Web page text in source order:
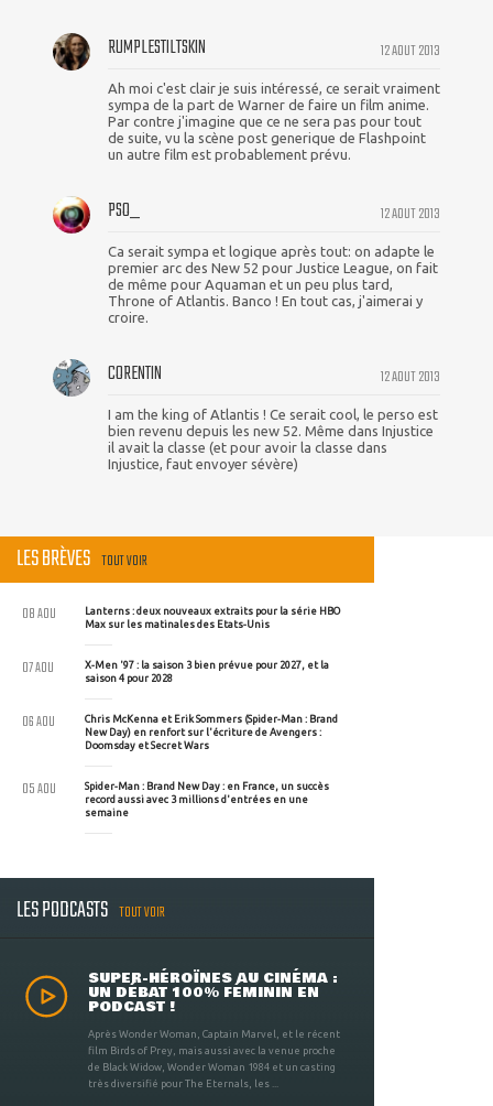
12 AOUT 2013
RUMPLESTILTSKIN
Ah moi c'est clair je suis intéressé, ce serait vraiment
sympa de la part de Warner de faire un film anime.
Par contre j'imagine que ce ne sera pas pour tout
de suite, vu la scène post generique de Flashpoint
un autre film est probablement prévu.
12 AOUT 2013
PSO_
Ca serait sympa et logique après tout: on adapte le
premier arc des New 52 pour Justice League, on fait
de même pour Aquaman et un peu plus tard,
Throne of Atlantis. Banco ! En tout cas, j'aimerai y
croire.
12 AOUT 2013
CORENTIN
I am the king of Atlantis ! Ce serait cool, le perso est
bien revenu depuis les new 52. Même dans Injustice
il avait la classe (et pour avoir la classe dans
Injustice, faut envoyer sévère)
LES BRÈVES TOUT VOIR
Lanterns : deux nouveaux extraits pour la série HBO
Max sur les matinales des Etats-Unis
08 AOU
X-Men '97 : la saison 3 bien prévue pour 2027, et la
saison 4 pour 2028
07 AOU
Chris McKenna et Erik Sommers (Spider-Man : Brand
New Day) en renfort sur l'écriture de Avengers :
Doomsday et Secret Wars
06 AOU
Spider-Man : Brand New Day : en France, un succès
record aussi avec 3 millions d'entrées en une
semaine
05 AOU
LES PODCASTS TOUT VOIR
SUPER-HÉROÏNES AU CINÉMA :
UN DÉBAT 100% FÉMININ EN
PODCAST !
Après Wonder Woman, Captain Marvel, et le récent
film Birds of Prey, mais aussi avec la venue proche
de Black Widow, Wonder Woman 1984 et un casting
très diversifié pour The Eternals, les ...